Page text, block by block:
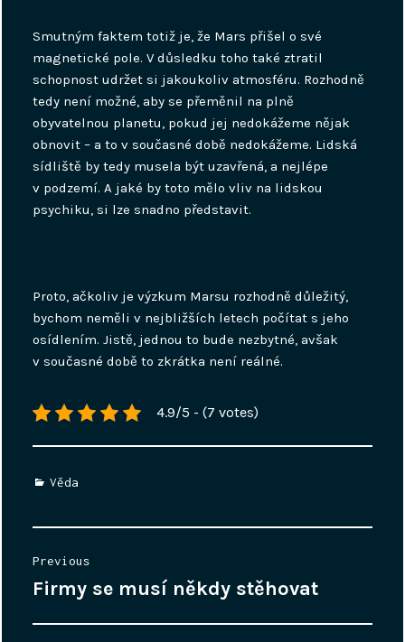
Smutným faktem totiž je, že Mars přišel o své
magnetické pole. V důsledku toho také ztratil
schopnost udržet si jakoukoliv atmosféru. Rozhodně
tedy není možné, aby se přeměnil na plně
obyvatelnou planetu, pokud jej nedokážeme nějak
obnovit – a to v současné době nedokážeme. Lidská
sídliště by tedy musela být uzavřená, a nejlépe
v podzemí. A jaké by toto mělo vliv na lidskou
psychiku, si lze snadno představit.
Proto, ačkoliv je výzkum Marsu rozhodně důležitý,
bychom neměli v nejbližších letech počítat s jeho
osídlením. Jistě, jednou to bude nezbytné, avšak
v současné době to zkrátka není reálné.
4.9/5 - (7 votes)
Categories
Věda
pro
Previous
Previous
Firmy se musí někdy stěhovat